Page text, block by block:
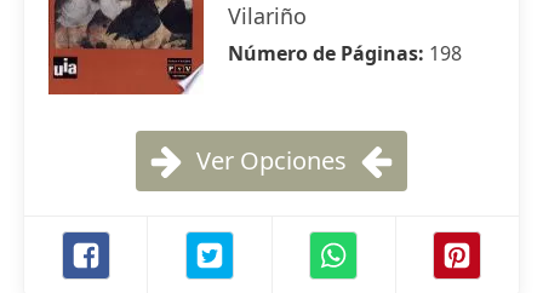
Vilariño
Número de Páginas: 198
Ver Opciones